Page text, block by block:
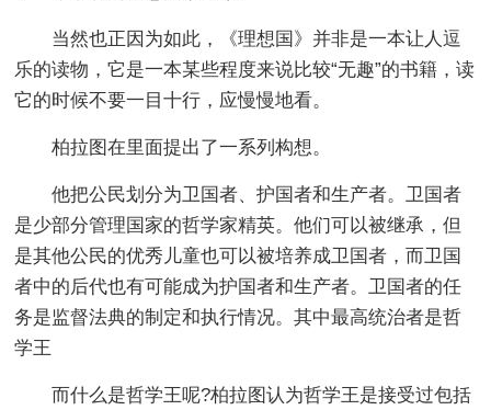
当然也正因为如此，《理想国》并非是一本让人逗
乐的读物，它是一本某些程度来说比较“无趣”的书籍，读
它的时候不要一目十行，应慢慢地看。
柏拉图在里面提出了一系列构想。
他把公民划分为卫国者、护国者和生产者。卫国者
是少部分管理国家的哲学家精英。他们可以被继承，但
是其他公民的优秀儿童也可以被培养成卫国者，而卫国
者中的后代也有可能成为护国者和生产者。卫国者的任
务是监督法典的制定和执行情况。其中最高统治者是哲
学王
而什么是哲学王呢?柏拉图认为哲学王是接受过包括